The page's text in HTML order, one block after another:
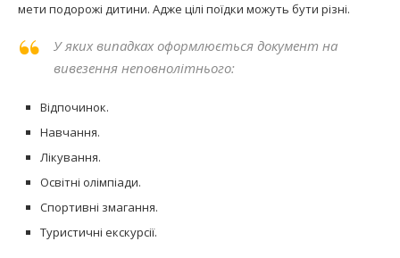
мети подорожі дитини. Адже цілі поїдки можуть бути різні.
У яких випадках оформлюється документ на
вивезення неповнолітнього:
Відпочинок.
Навчання.
Лікування.
Освітні олімпіади.
Спортивні змагання.
Туристичні екскурсії.